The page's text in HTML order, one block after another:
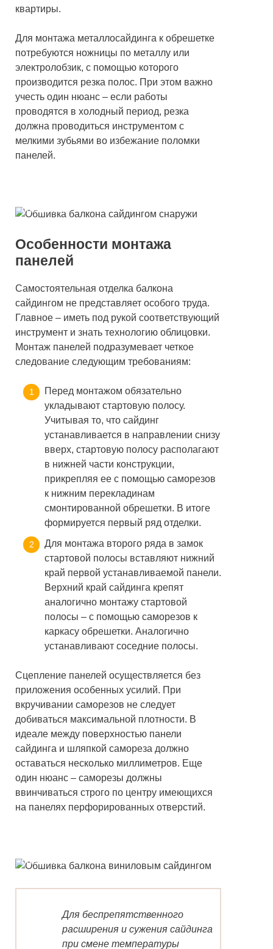
квартиры.
Для монтажа металлосайдинга к обрешетке
потребуются ножницы по металлу или
электролобзик, с помощью которого
производится резка полос. При этом важно
учесть один нюанс – если работы
проводятся в холодный период, резка
должна проводиться инструментом с
мелкими зубьями во избежание поломки
панелей.
сайдингом
Особенности монтажа
панелей
Самостоятельная отделка балкона
сайдингом не представляет особого труда.
Главное – иметь под рукой соответствующий
инструмент и знать технологию облицовки.
Монтаж панелей подразумевает четкое
следование следующим требованиям:
Перед монтажом обязательно
укладывают стартовую полосу.
Учитывая то, что сайдинг
устанавливается в направлении снизу
вверх, стартовую полосу располагают
в нижней части конструкции,
прикрепляя ее с помощью саморезов
к нижним перекладинам
смонтированной обрешетки. В итоге
формируется первый ряд отделки.
Для монтажа второго ряда в замок
стартовой полосы вставляют нижний
край первой устанавливаемой панели.
Верхний край сайдинга крепят
аналогично монтажу стартовой
полосы – с помощью саморезов к
каркасу обрешетки. Аналогично
устанавливают соседние полосы.
Сцепление панелей осуществляется без
приложения особенных усилий. При
вкручивании саморезов не следует
добиваться максимальной плотности. В
идеале между поверхностью панели
сайдинга и шляпкой самореза должно
оставаться несколько миллиметров. Еще
один нюанс – саморезы должны
ввинчиваться строго по центру имеющихся
на панелях перфорированных отверстий.
сайдингом
Для беспрепятственного
расширения и сужения сайдинга
при смене температуры